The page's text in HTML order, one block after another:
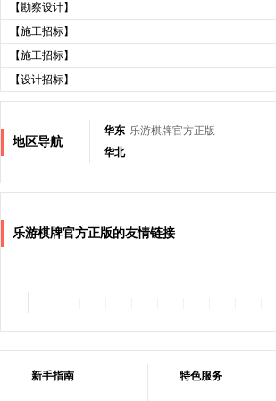
【勘察设计】
【施工招标】
【施工招标】
【设计招标】
地区导航
华东 乐游棋牌官方正版
华北
乐游棋牌官方正版的友情链接
新手指南 特色服务